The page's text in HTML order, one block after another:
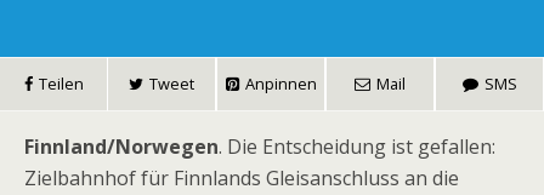
Teilen Tweet Anpinnen Mail SMS
Finnland/Norwegen. Die Entscheidung ist gefallen:
Zielbahnhof für Finnlands Gleisanschluss an die